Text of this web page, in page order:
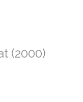
(2000)